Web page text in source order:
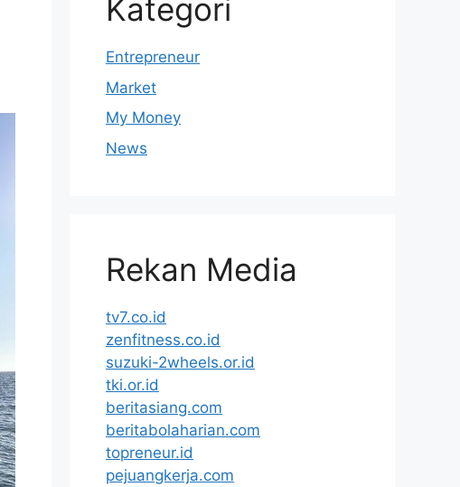
Kategori
Entrepreneur
Market
My Money
News
Rekan Media
tv7.co.id
zenfitness.co.id
suzuki-2wheels.or.id
tki.or.id
beritasiang.com
beritabolaharian.com
topreneur.id
pejuangkerja.com